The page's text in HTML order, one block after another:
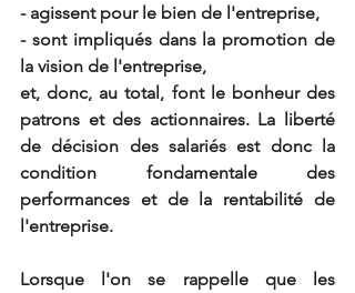
- agissent pour le bien de l'entreprise,
- sont impliqués dans la promotion de
la vision de l'entreprise,
et, donc, au total, font le bonheur des
patrons et des actionnaires. La liberté
de décision des salariés est donc la
condition fondamentale des
performances et de la rentabilité de
l'entreprise.
Lorsque l'on se rappelle que les